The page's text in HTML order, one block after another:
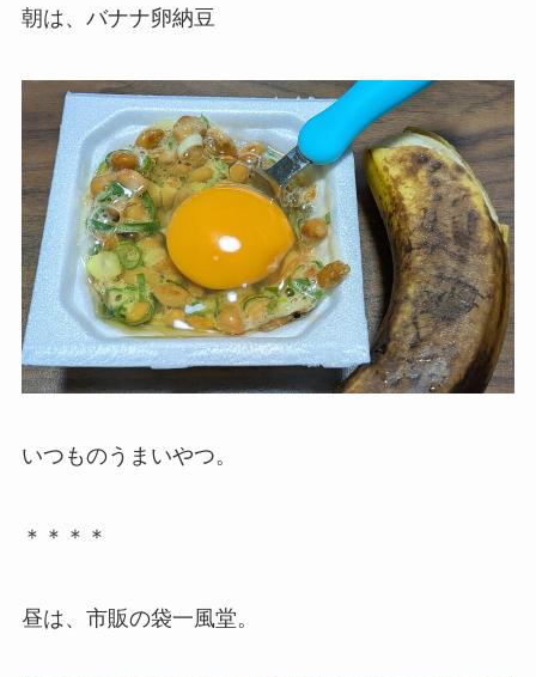
朝は、バナナ卵納豆
いつものうまいやつ。
＊＊＊＊
昼は、市販の袋一風堂。